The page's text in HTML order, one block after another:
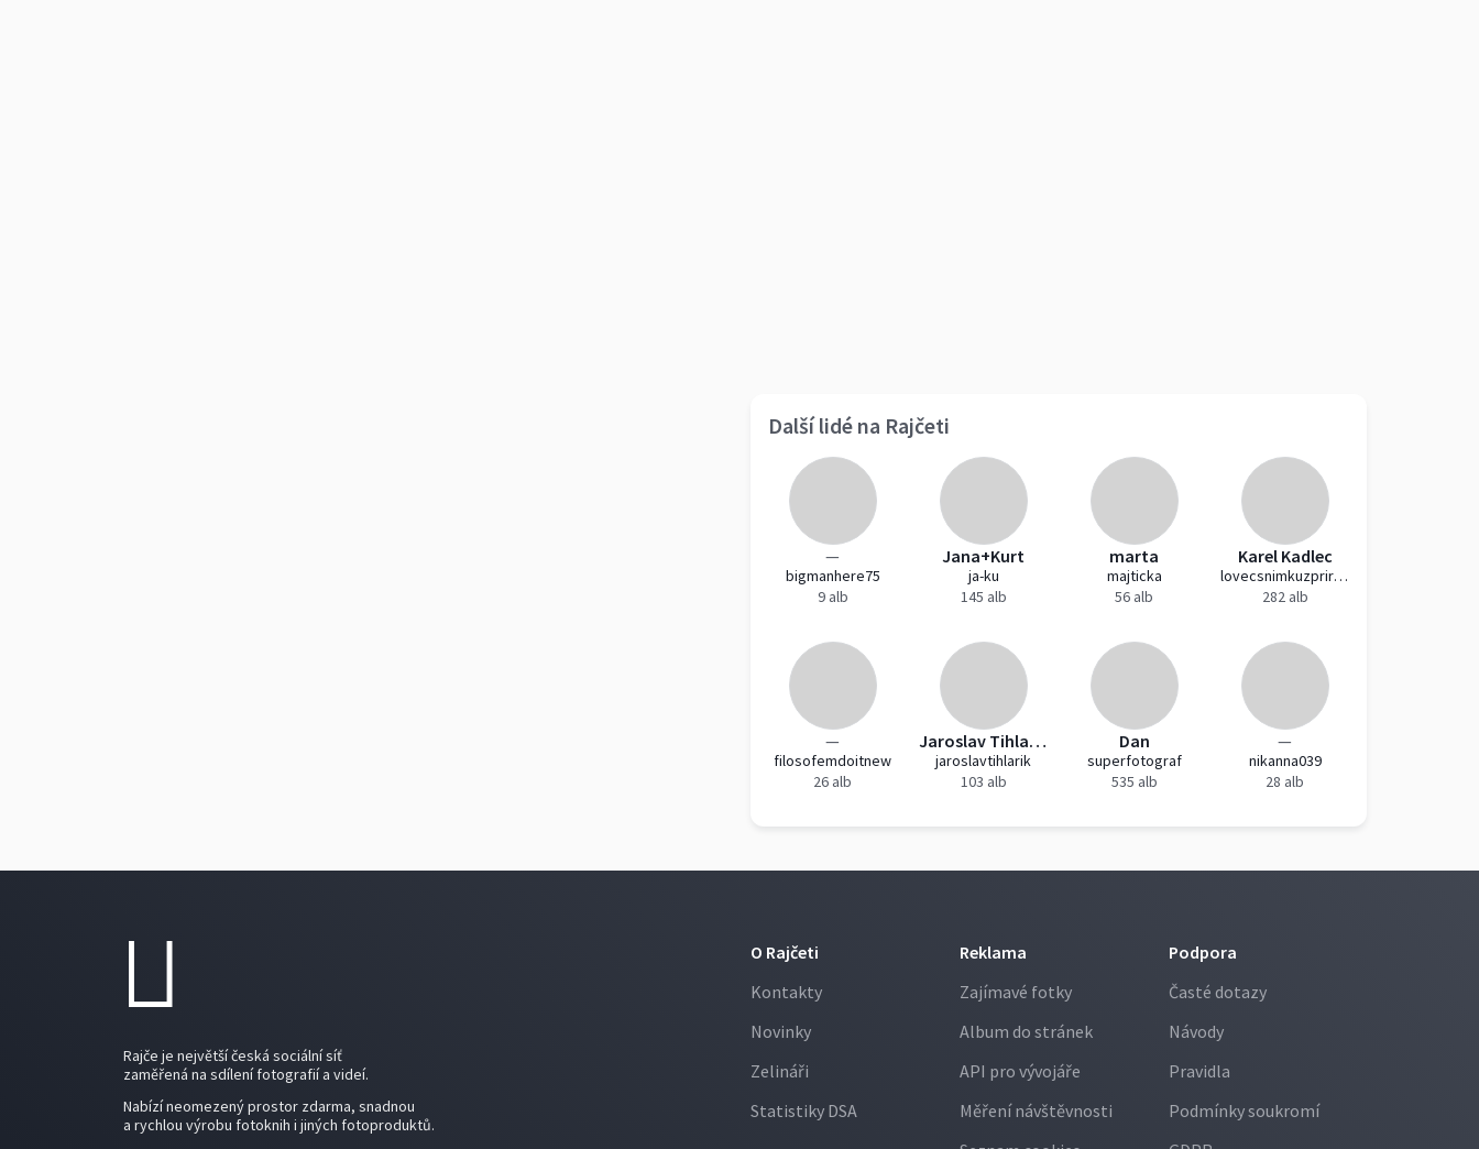
Další lidé na Rajčeti
—
bigmanhere75
9 alb
Jana+Kurt
ja-ku
145 alb
marta
majticka
56 alb
Karel Kadlec
lovecsnimkuzprirody
282 alb
—
filosofemdoitnew
26 alb
Jaroslav Tihlařík
jaroslavtihlarik
103 alb
Dan
superfotograf
535 alb
—
nikanna039
28 alb
Rajče je největší česká sociální síť
zaměřená na sdílení fotografií a videí.
Nabízí neomezený prostor zdarma, snadnou
a rychlou výrobu fotoknih i jiných fotoproduktů.
O Rajčeti
Kontakty
Novinky
Zelináři
Statistiky DSA
Reklama
Zajímavé fotky
Album do stránek
API pro vývojáře
Měření návštěvnosti
Podpora
Časté dotazy
Návody
Pravidla
Podmínky soukromí